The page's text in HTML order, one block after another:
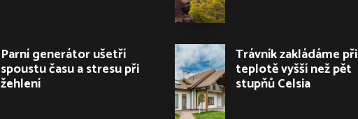
Parní generátor ušetří
spoustu času a stresu při
žehlení
Trávník zakládáme při
teplotě vyšší než pět
stupňů Celsia